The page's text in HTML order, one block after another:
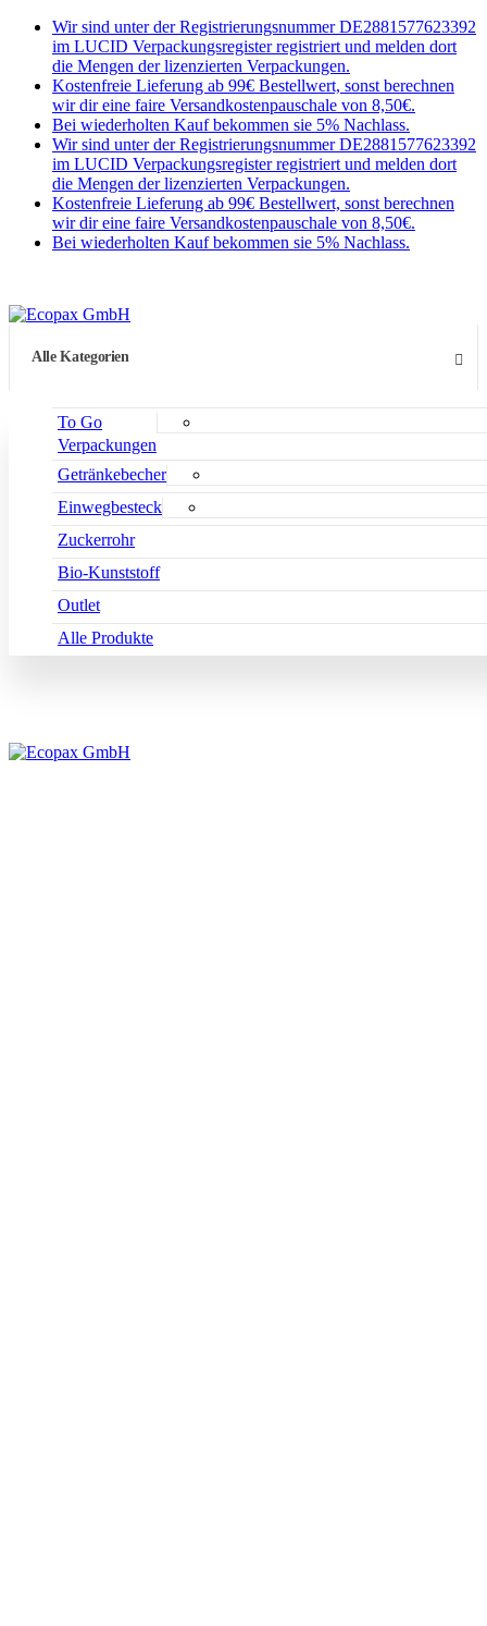
Wir sind unter der Registrierungsnummer DE2881577623392
im LUCID Verpackungsregister registriert und melden dort
die Mengen der lizenzierten Verpackungen.
Kostenfreie Lieferung ab 99€ Bestellwert, sonst berechnen
wir dir eine faire Versandkostenpauschale von 8,50€.
Bei wiederholten Kauf bekommen sie 5% Nachlass.
Wir sind unter der Registrierungsnummer DE2881577623392
im LUCID Verpackungsregister registriert und melden dort
die Mengen der lizenzierten Verpackungen.
Kostenfreie Lieferung ab 99€ Bestellwert, sonst berechnen
wir dir eine faire Versandkostenpauschale von 8,50€.
Bei wiederholten Kauf bekommen sie 5% Nachlass.
Alle Kategorien
To Go
Verpackungen
Getränkebecher
Einwegbesteck
Zuckerrohr
Bio-Kunststoff
Outlet
Alle Produkte